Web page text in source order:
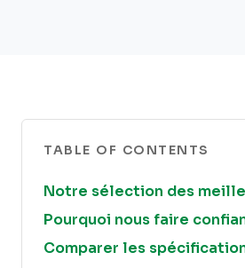
TABLE OF CONTENTS
Notre sélection des
Pourquoi nous faire
Comparer les